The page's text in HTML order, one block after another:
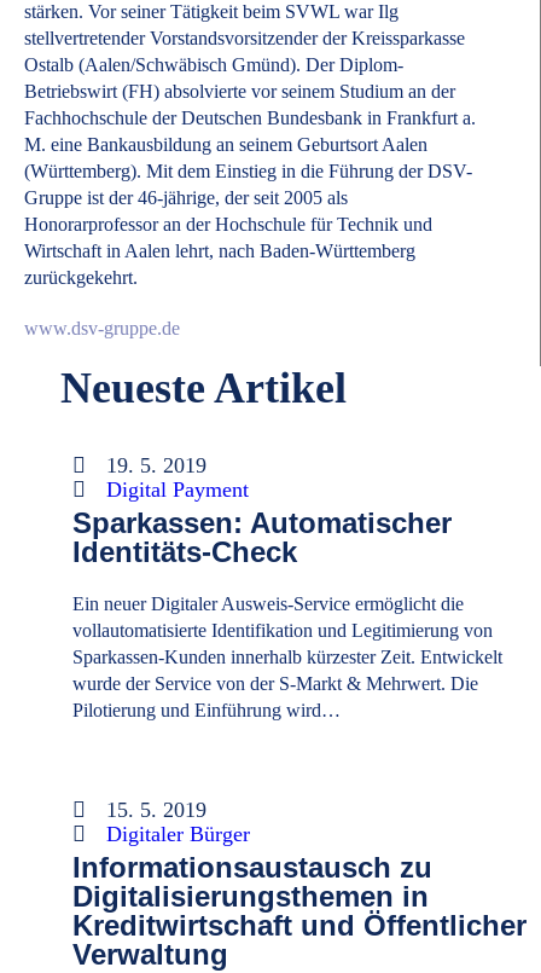
stärken. Vor seiner Tätigkeit beim SVWL war Ilg
stellvertretender Vorstandsvorsitzender der Kreissparkasse
Ostalb (Aalen/Schwäbisch Gmünd). Der Diplom-
Betriebswirt (FH) absolvierte vor seinem Studium an der
Fachhochschule der Deutschen Bundesbank in Frankfurt a.
M. eine Bankausbildung an seinem Geburtsort Aalen
(Württemberg). Mit dem Einstieg in die Führung der DSV-
Gruppe ist der 46-jährige, der seit 2005 als
Honorarprofessor an der Hochschule für Technik und
Wirtschaft in Aalen lehrt, nach Baden-Württemberg
zurückgekehrt.
www.dsv-gruppe.de
Neueste Artikel
19. 5. 2019
Digital Payment
Sparkassen: Automatischer
Identitäts-Check
Ein neuer Digitaler Ausweis-Service ermöglicht die
vollautomatisierte Identifikation und Legitimierung von
Sparkassen-Kunden innerhalb kürzester Zeit. Entwickelt
wurde der Service von der S-Markt & Mehrwert. Die
Pilotierung und Einführung wird…
15. 5. 2019
Digitaler Bürger
Informationsaustausch zu
Digitalisierungsthemen in
Kreditwirtschaft und Öffentlicher
Verwaltung